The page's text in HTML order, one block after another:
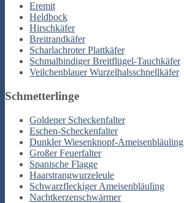
Eremit
Heldbock
Hirschkäfer
Breitrandkäfer
Scharlachroter Plattkäfer
Schmalbindiger Breitflügel-Tauchkäfer
Veilchenblauer Wurzelhalsschnellkäfer
Schmetterlinge
Goldener Scheckenfalter
Eschen-Scheckenfalter
Dunkler Wiesenknopf-Ameisenbläuling
Großer Feuerfalter
Spanische Flagge
Haarstrangwurzeleule
Schwarzfleckiger Ameisenbläuling
Nachtkerzenschwärmer